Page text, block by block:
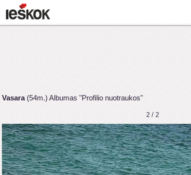
Vasara(54m.) Albumas "Profilio nuotraukos"
2 / 2